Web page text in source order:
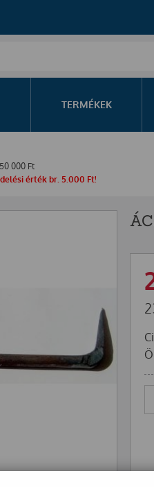
TERMÉKEK
50 000 Ft
érték br. 5.000 Ft!